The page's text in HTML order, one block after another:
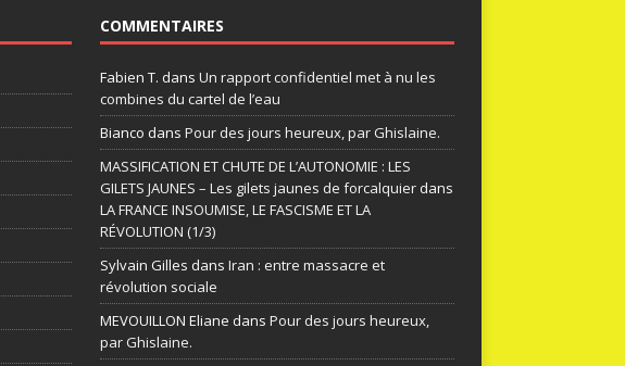
COMMENTAIRES
Fabien T. dans Un rapport confidentiel met à nu les
combines du cartel de l’eau
Bianco dans Pour des jours heureux, par Ghislaine.
MASSIFICATION ET CHUTE DE L’AUTONOMIE : LES
GILETS JAUNES – Les gilets jaunes de forcalquierdans
LA FRANCE INSOUMISE, LE FASCISME ET LA
RÉVOLUTION (1/3)
Sylvain Gilles dans Iran : entre massacre et
révolution sociale
MEVOUILLON Eliane dans Pour des jours heureux,
par Ghislaine.